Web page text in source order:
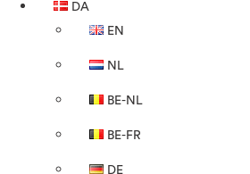
DA
EN
NL
BE-NL
BE-FR
DE